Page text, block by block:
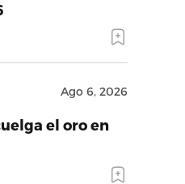
Ago 6, 2026
el oro en